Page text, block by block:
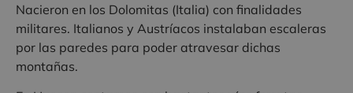
Nacieron en los Dolomitas (Italia) con finalidades
militares. Italianos y Austríacos instalaban escaleras
por las paredes para poder atravesar dichas
montañas.